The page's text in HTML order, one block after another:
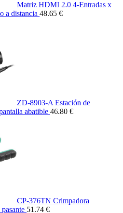
Matriz HDMI 2.0 4-Entradas x
a distancia 48.65 €
ZD-8903-A Estación de
abatible 46.80 €
CP-376TN Crimpadora
51.74 €